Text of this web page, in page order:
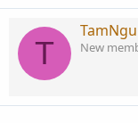
T
TamNgu
New